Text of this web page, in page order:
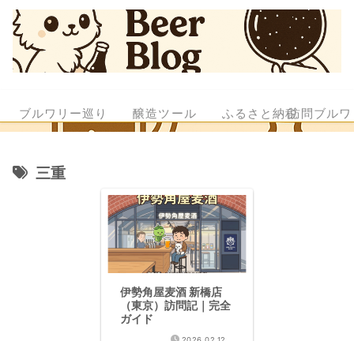
ブルワリー巡り 醸造ツール ふるさと納税訪問ブル
三重
伊勢角屋麦酒 新橋店
（東京）訪問記｜完全
ガイド